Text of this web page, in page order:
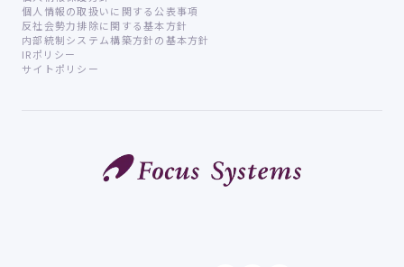
個人情報の取扱いに関する公表事項
反社会勢力排除に関する基本方針
内部統制システム構築方針の基本方針
IRポリシー
サイトポリシー